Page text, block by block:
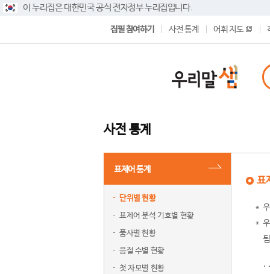
이 누리집은 대한민국 공식 전자정부 누리집입니다.
집필 참여하기 사전 통계 어휘 지도
사전 통계
표제어 통계
단위별 현황
표제어 분석 기호별 현황
품사별 현황
음절 수별 현황
첫 자모별 현황
표